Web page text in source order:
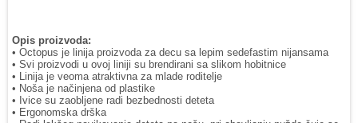
Opis proizvoda:
• Octopus je linija proizvoda za decu sa lepim sedefastim nijansama
• Svi proizvodi u ovoj liniji su brendirani sa slikom hobitnice
• Linija je veoma atraktivna za mlade roditelje
• Noša je načinjena od plastike
• Ivice su zaobljene radi bezbednosti deteta
• Ergonomska drška